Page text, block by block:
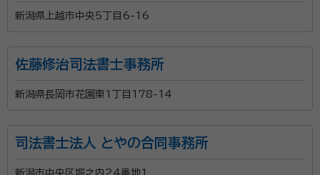
新潟県上越市中央5丁目6-16
佐藤修治司法書士事務所
新潟県長岡市花園東1丁目178-14
司法書士法人 とやの合同事務所
新潟市中央区堀之内24番地1